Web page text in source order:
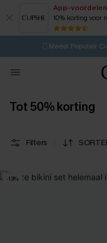
App-voordelen
10% korting voor
⚡️LAATSTE
🩱Meest Populair
💌Abonneer
Koop 3,
Tot 50% korting
Filters
-13%